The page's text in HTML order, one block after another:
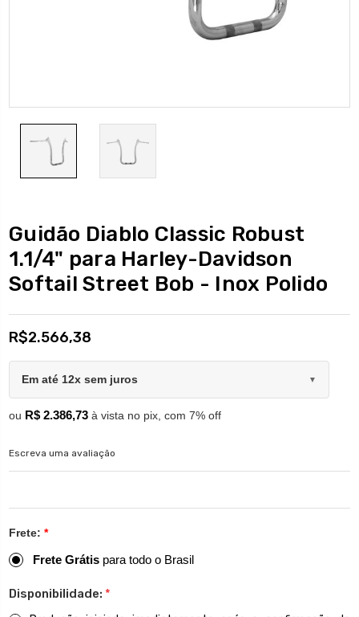
Guidão Diablo Classic Robust
1.1/4" para Harley-Davidson
Softail Street Bob - Inox Polido
R$2.566,38
Em até 12x sem juros ▼
ou R$ 2.386,73 à vista no pix, com 7% off
Escreva uma avaliação
Frete: *
Frete Grátis para todo o Brasil
Disponibilidade: *